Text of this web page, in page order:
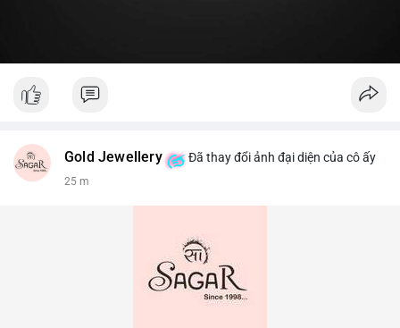
Gold Jewellery Đã thay đổi ảnh đại diện của cô ấy
25 m